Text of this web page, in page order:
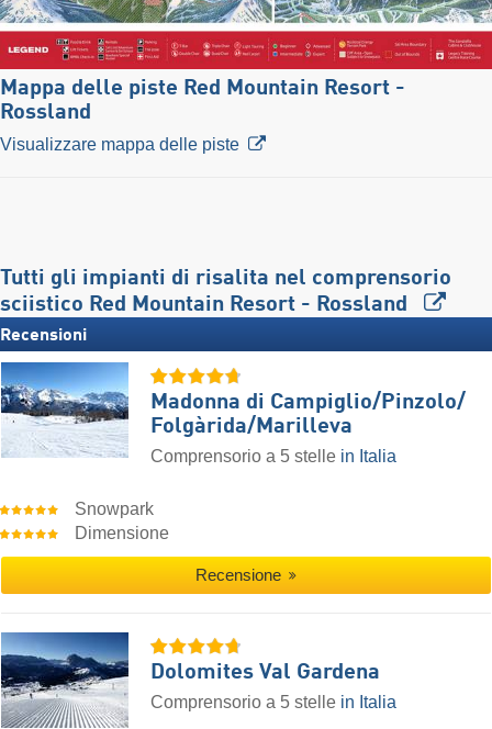
Mappa delle piste Red Mountain Resort -
Rossland
Visualizzare mappa delle piste
Tutti gli impianti di risalita nel comprensorio
sciistico Red Mountain Resort - Rossland
Recensioni
Madonna di Campiglio/​Pinzolo/​
Folgàrida/​Marilleva
Comprensorio a 5 stelle in Italia
Snowpark
Dimensione
Recensione
Dolomites Val Gardena
Comprensorio a 5 stelle in Italia